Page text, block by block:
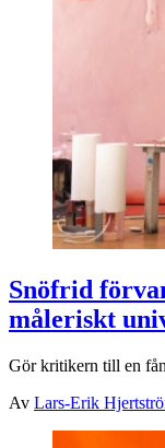
Snöfrid
måleriskt
Gör kritikern till en
Av Lars-Erik